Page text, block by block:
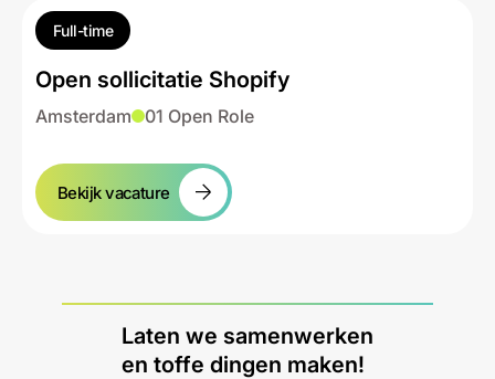
Full-time
Open sollicitatie Shopify
Amsterdam 01 Open Role
Bekijk vacature
Laten we samenwerken
en toffe dingen maken!